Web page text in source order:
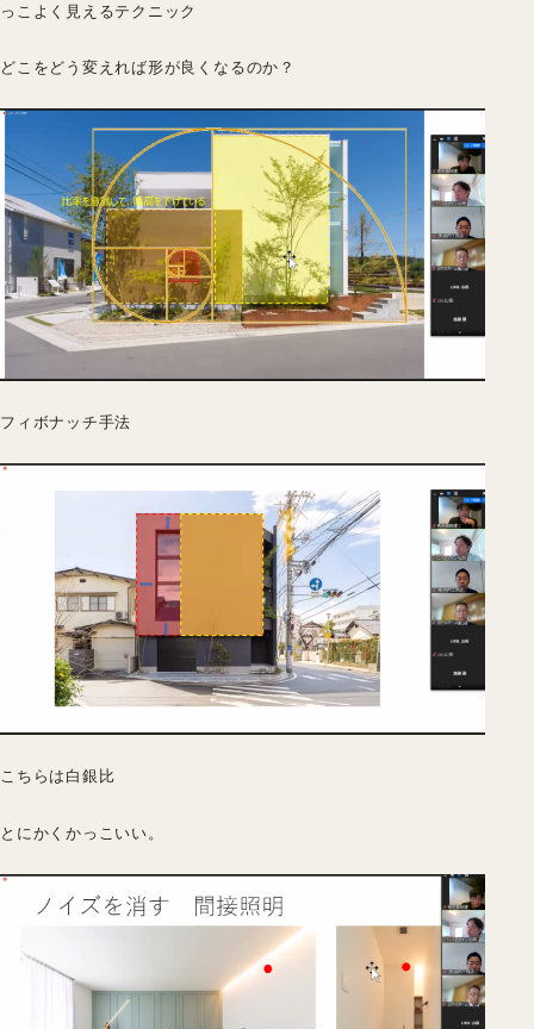
っこよく見えるテクニック
どこをどう変えれば形が良くなるのか？
フィボナッチ手法
こちらは白銀比
とにかくかっこいい。